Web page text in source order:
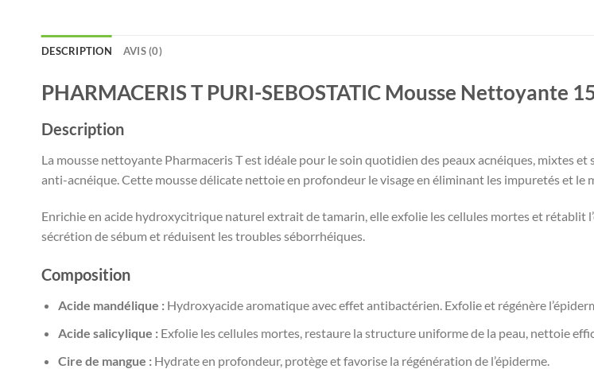
DESCRIPTION AVIS (0)
PHARMACERIS T PURI-SEBOSTATIC Mousse Nettoyante
Description
La mousse nettoyante Pharmaceris T est idéale pour le soin quotidien des peaux acnéiques, mixtes
anti-acnéique. Cette mousse délicate nettoie en profondeur le visage en éliminant les impuretés et le
Enrichie en acide hydroxycitrique naturel extrait de tamarin, elle exfolie les cellules mortes et rétablit
sécrétion de sébum et réduisent les troubles séborrhéiques.
Composition
Acide mandélique :Hydroxyacide aromatique avec effet antibactérien. Exfolie et régénère
Acide salicylique :Exfolie les cellules mortes, restaure la structure uniforme de la peau, nettoie
Cire de mangue :Hydrate en profondeur, protège et favorise la régénération de l’épiderme.